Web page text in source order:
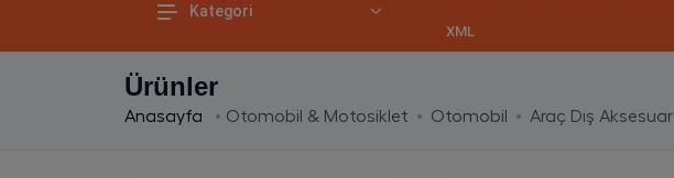
Kategori
XML
Ürünler
Anasayfa Otomobil & Motosiklet Otomobil Araç Dış Aksesuar